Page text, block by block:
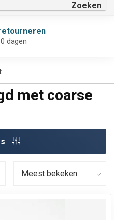
Zoeken
dagen
met coarse